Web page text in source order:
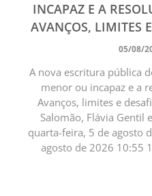
INCAPAZ E A
AVANÇOS, LIMITES
05/08/
A nova escritura pública
menor ou incapaz e a
Avanços, limites e
Salomão, Flávia Gentil
quarta-feira, 5 de agosto
agosto de 2026 10:55